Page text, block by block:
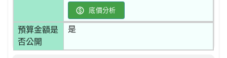
底價分析
預算金額是
否公開
是